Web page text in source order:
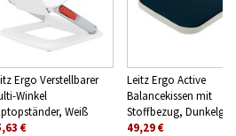
Ergo Verstellbarer
Winkel
Weiß
€
Leitz Ergo Active
Balancekissen mit
Stoffbezug,
49,29 €